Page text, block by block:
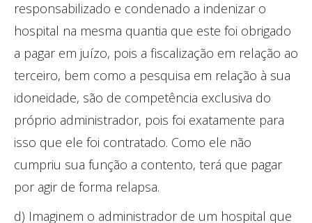
responsabilizado e condenado a indenizar o
hospital na mesma quantia que este foi obrigado
a pagar em juízo, pois a fiscalização em relação ao
terceiro, bem como a pesquisa em relação à sua
idoneidade, são de competência exclusiva do
próprio administrador, pois foi exatamente para
isso que ele foi contratado. Como ele não
cumpriu sua função a contento, terá que pagar
por agir de forma relapsa.
d) Imaginem o administrador de um hospital que